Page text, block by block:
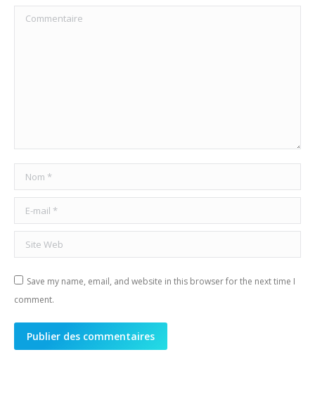
Commentaire
Nom *
E-mail *
Site Web
Save my name, email, and website in this browser for the next time I
comment.
Publier des commentaires